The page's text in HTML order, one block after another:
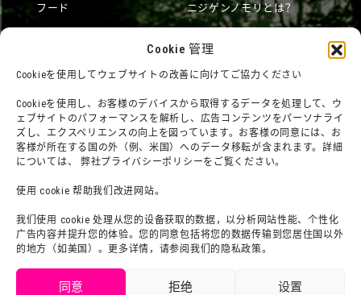
Cookie 管理
Cookieを使用してウェブサイトの改善に向けてご協力ください
Cookieを使用し、お客様のデバイスから取得するデータを処理して、ウ
ェブサイトのパフォーマンスを解析し、広告コンテンツをパーソナライ
ズし、エクスペリエンスの向上を図っています。お客様の同意には、お
客様が所在する国の外（例、米国）へのデータ移転が含まれます。詳細
については、 弊社プライバシーポリシーをご覧ください。
使用 cookie 帮助我们改进网站。
我们使用 cookie 处理从您的设备获取的数据，以分析网站性能、个性化
广告内容并提升您的体验。您的同意包括将您的数据传输到您居住国以外
的地方（如美国）。更多详情，请参阅我们的隐私政策。
同意 拒绝 设置
フード ニジゲンノモリとは？
団体利用について
チームビルディングプラン
よくある質問・問題
お問い合わせ
利用規約
プライバシーポリシー
メディア掲載実績
SNS
法令に基づく表記
スタッフ募集